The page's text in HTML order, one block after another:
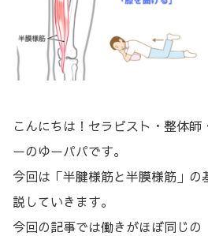
こんにちは！セラピスト・整体
ーのゆーパパです。
今回は「半腱様筋と半膜様筋」
説していきます。
今回の記事では働きがほぼ同じの